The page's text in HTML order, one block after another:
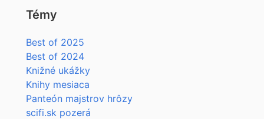
Témy
Best of 2025
Best of 2024
Knižné ukážky
Knihy mesiaca
Panteón majstrov hrôzy
scifi.sk pozerá